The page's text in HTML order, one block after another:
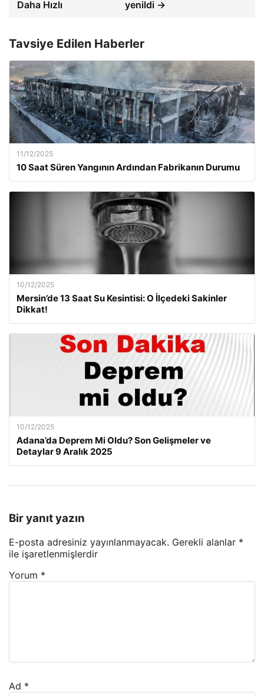
Daha Hızlı yenildi →
Tavsiye Edilen Haberler
11/12/2025
10 Saat Süren Yangının Ardından Fabrikanın Durumu
10/12/2025
Mersin’de 13 Saat Su Kesintisi: O İlçedeki Sakinler
Dikkat!
10/12/2025
Adana’da Deprem Mi Oldu? Son Gelişmeler ve
Detaylar 9 Aralık 2025
Bir yanıt yazın
E-posta adresiniz yayınlanmayacak. Gerekli alanlar *
ile işaretlenmişlerdir
Yorum *
Ad *